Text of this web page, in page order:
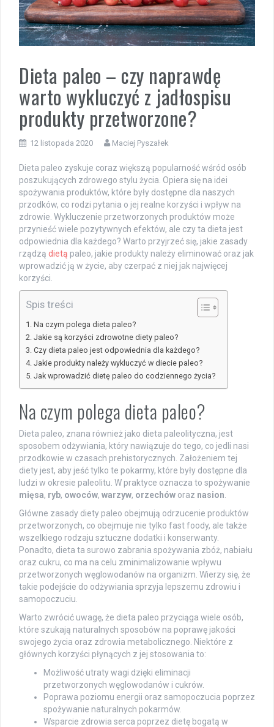
Dieta paleo – czy naprawdę
warto wykluczyć z jadłospisu
produkty przetworzone?
12 listopada 2020 Maciej Pyszałek
Dieta paleo zyskuje coraz większą popularność wśród osób
poszukujących zdrowego stylu życia. Opiera się na idei
spożywania produktów, które były dostępne dla naszych
przodków, co rodzi pytania o jej realne korzyści i wpływ na
zdrowie. Wykluczenie przetworzonych produktów może
przynieść wiele pozytywnych efektów, ale czy ta dieta jest
odpowiednia dla każdego? Warto przyjrzeć się, jakie zasady
rządzą dietą paleo, jakie produkty należy eliminować oraz jak
wprowadzić ją w życie, aby czerpać z niej jak najwięcej
korzyści.
Spis treści
Na czym polega dieta paleo?
Jakie są korzyści zdrowotne diety paleo?
Czy dieta paleo jest odpowiednia dla każdego?
Jakie produkty należy wykluczyć w diecie paleo?
Jak wprowadzić dietę paleo do codziennego życia?
Na czym polega dieta paleo?
Dieta paleo, znana również jako dieta paleolityczna, jest
sposobem odżywiania, który nawiązuje do tego, co jedli nasi
przodkowie w czasach prehistorycznych. Założeniem tej
diety jest, aby jeść tylko te pokarmy, które były dostępne dla
ludzi w okresie paleolitu. W praktyce oznacza to spożywanie
mięsa, ryb, owoców, warzyw, orzechów oraz nasion
Główne zasady diety paleo obejmują odrzucenie produktów
przetworzonych, co obejmuje nie tylko fast foody, ale także
wszelkiego rodzaju sztuczne dodatki i konserwanty.
Ponadto, dieta ta surowo zabrania spożywania zbóż, nabiału
oraz cukru, co ma na celu zminimalizowanie wpływu
przetworzonych węglowodanów na organizm. Wierzy się, że
takie podejście do odżywiania sprzyja lepszemu zdrowiu i
samopoczuciu.
Warto zwrócić uwagę, że dieta paleo przyciąga wiele osób,
które szukają naturalnych sposobów na poprawę jakości
swojego życia oraz zdrowia metabolicznego. Niektóre z
głównych korzyści płynących z jej stosowania to:
Możliwość utraty wagi dzięki eliminacji
przetworzonych węglowodanów i cukrów.
Poprawa poziomu energii oraz samopoczucia poprzez
spożywanie naturalnych pokarmów.
Wsparcie zdrowia serca poprzez dietę bogatą w